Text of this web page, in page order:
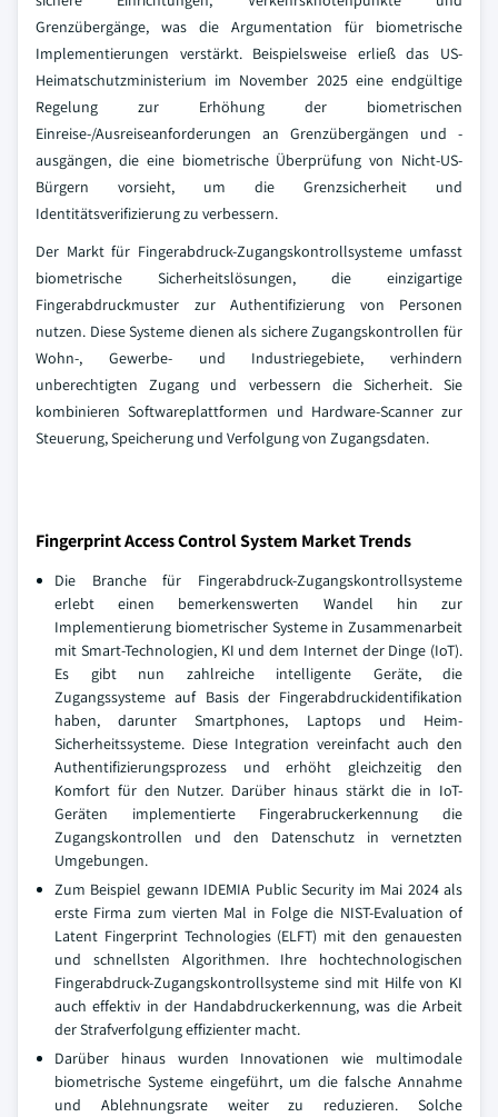
Grenzübergänge, was die Argumentation für biometrische
Implementierungen verstärkt. Beispielsweise erließ das US-
Heimatschutzministerium im November 2025 eine endgültige
Regelung zur Erhöhung der biometrischen
Einreise-/Ausreiseanforderungen an Grenzübergängen und -
ausgängen, die eine biometrische Überprüfung von Nicht-US-
Bürgern vorsieht, um die Grenzsicherheit und
Identitätsverifizierung zu verbessern.
Der Markt für Fingerabdruck-Zugangskontrollsysteme umfasst
biometrische Sicherheitslösungen, die einzigartige
Fingerabdruckmuster zur Authentifizierung von Personen
nutzen. Diese Systeme dienen als sichere Zugangskontrollen für
Wohn-, Gewerbe- und Industriegebiete, verhindern
unberechtigten Zugang und verbessern die Sicherheit. Sie
kombinieren Softwareplattformen und Hardware-Scanner zur
Steuerung, Speicherung und Verfolgung von Zugangsdaten.
Fingerprint Access Control System Market Trends
Die Branche für Fingerabdruck-Zugangskontrollsysteme
erlebt einen bemerkenswerten Wandel hin zur
Implementierung biometrischer Systeme in Zusammenarbeit
mit Smart-Technologien, KI und dem Internet der Dinge (IoT).
Es gibt nun zahlreiche intelligente Geräte, die
Zugangssysteme auf Basis der Fingerabdruckidentifikation
haben, darunter Smartphones, Laptops und Heim-
Sicherheitssysteme. Diese Integration vereinfacht auch den
Authentifizierungsprozess und erhöht gleichzeitig den
Komfort für den Nutzer. Darüber hinaus stärkt die in IoT-
Geräten implementierte Fingerabruckerkennung die
Zugangskontrollen und den Datenschutz in vernetzten
Umgebungen.
Zum Beispiel gewann IDEMIA Public Security im Mai 2024 als
erste Firma zum vierten Mal in Folge die NIST-Evaluation of
Latent Fingerprint Technologies (ELFT) mit den genauesten
und schnellsten Algorithmen. Ihre hochtechnologischen
Fingerabdruck-Zugangskontrollsysteme sind mit Hilfe von KI
auch effektiv in der Handabdruckerkennung, was die Arbeit
der Strafverfolgung effizienter macht.
Darüber hinaus wurden Innovationen wie multimodale
biometrische Systeme eingeführt, um die falsche Annahme
und Ablehnungsrate weiter zu reduzieren. Solche